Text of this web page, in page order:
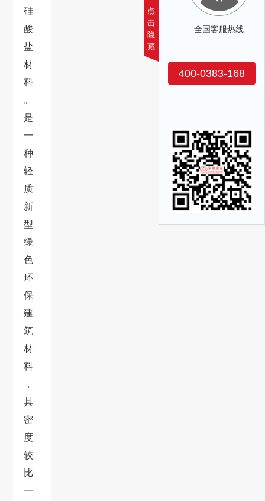
硅
酸
盐
材
料
。
是
一
种
轻
质
新
型
绿
色
环
保
建
筑
材
料
，
其
密
度
较
比
一
点
击
隐
藏
全国客服热线
400-0383-168